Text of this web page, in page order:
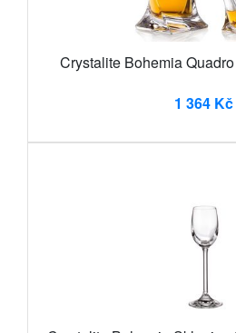
Crystalite Bohemia
1 364 Kč